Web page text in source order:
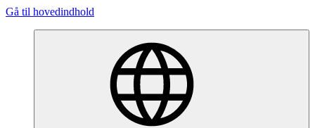
Gå til hovedindhold